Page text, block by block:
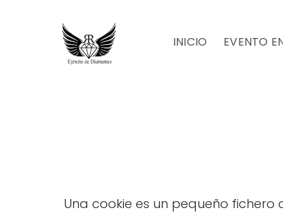
INICIO EVENTO
Una cookie es un pequeño